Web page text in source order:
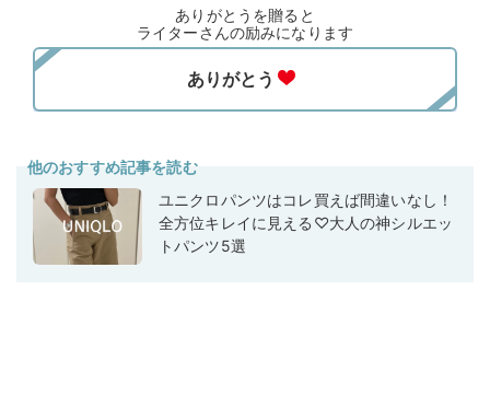
ありがとうを贈ると
ライターさんの励みになります
他のおすすめ記事を読む
ユニクロパンツはコレ買えば間違いなし！
全方位キレイに見える♡大人の神シルエッ
トパンツ5選